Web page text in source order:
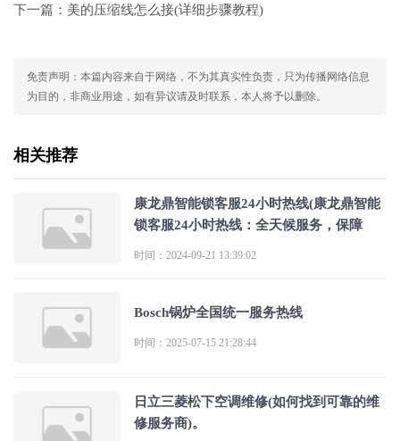
下一篇： 美的压缩线怎么接(详细步骤教程)
免责声明：本篇内容来自于网络，不为其真实性负责，只为传播网络信息
为目的，非商业用途，如有异议请及时联系，本人将予以删除。
相关推荐
康龙鼎智能锁客服24小时热线(康龙鼎智能
锁客服24小时热线：全天候服务，保障
时间：2024-09-21 13:39:02
Bosch锅炉全国统一服务热线
时间：2025-07-15 21:28:44
日立三菱松下空调维修(如何找到可靠的维
修服务商)。